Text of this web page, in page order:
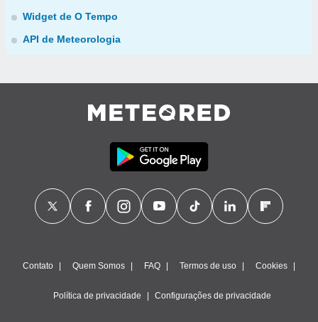
Widget de O Tempo
API de Meteorologia
Contato Quem Somos FAQ Termos de uso Cookies
Política de privacidade Configurações de privacidade